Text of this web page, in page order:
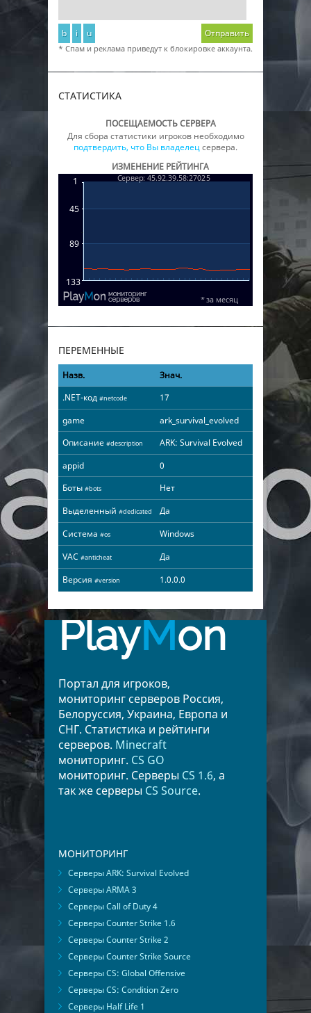
b i u Отправить
* Спам и реклама приведут к блокировке аккаунта.
СТАТИСТИКА
ПОСЕЩАЕМОСТЬ СЕРВЕРА
Для сбора статистики игроков необходимо
подтвердить, что Вы владелецсервера.
ИЗМЕНЕНИЕ РЕЙТИНГА
ПЕРЕМЕННЫЕ
Назв.
Знач.
.NET-код #netcode
17
game
ark_survival_evolved
Описание #description
ARK: Survival Evolved
appid
0
Боты #bots
Нет
Выделенный #dedicated
Да
Система #os
Windows
VAC #anticheat
Да
Версия #version 1.0.0.0
PlayMon
Портал для игроков,
мониторинг серверов Россия,
Белоруссия, Украина, Европа и
СНГ. Статистика и рейтинги
серверов. Minecraft
мониторинг. CS GO
мониторинг. Серверы CS 1.6, а
так же серверы CS Source.
МОНИТОРИНГ
Серверы ARK: Survival Evolved
Серверы ARMA 3
Серверы Call of Duty 4
Серверы Counter Strike 1.6
Серверы Counter Strike 2
Серверы Counter Strike Source
Серверы CS: Global Offensive
Серверы CS: Condition Zero
Серверы Half Life 1